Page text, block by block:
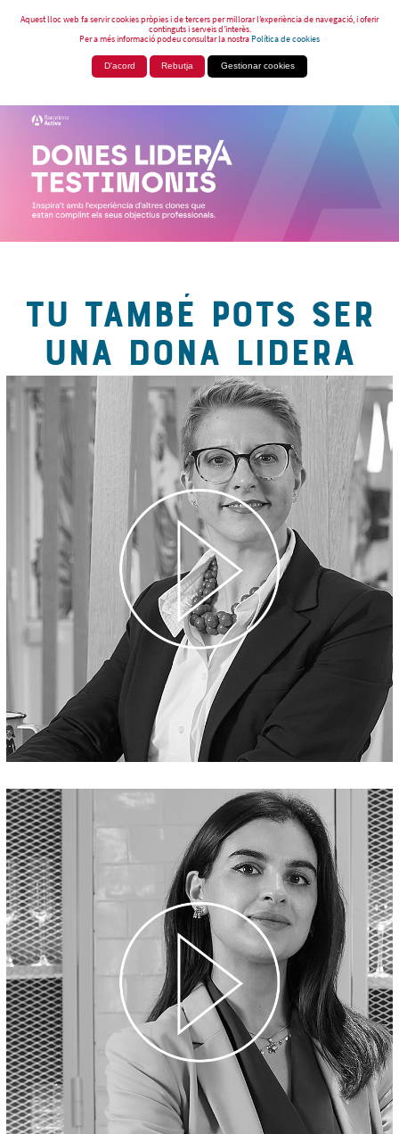
Aquest lloc web fa servir cookies pròpies i de tercers per millorar l’experiència de navegació, i oferir
continguts i serveis d’interès.
Per a més informació podeu consultar la nostraPolítica de cookies
D'acord Rebutja Gestionar cookies
TU TAMBÉ POTS SER
UNA DONA LIDERA